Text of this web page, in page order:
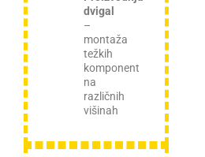
dvigal
–
montaža
težkih
komponent
na
različnih
višinah